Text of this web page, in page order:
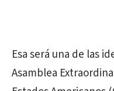
Esa será una de las
Asamblea